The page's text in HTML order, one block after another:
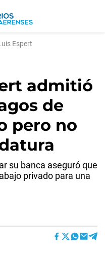
Espert
admitió
de
pero no
su banca aseguró que
privado para una